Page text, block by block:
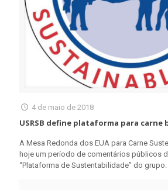
4 de maio de 2018
USRSB define plataforma para
A Mesa Redonda dos EUA para Carne
hoje um período de comentários públicos
“Plataforma de Sustentabilidade” do grupo.